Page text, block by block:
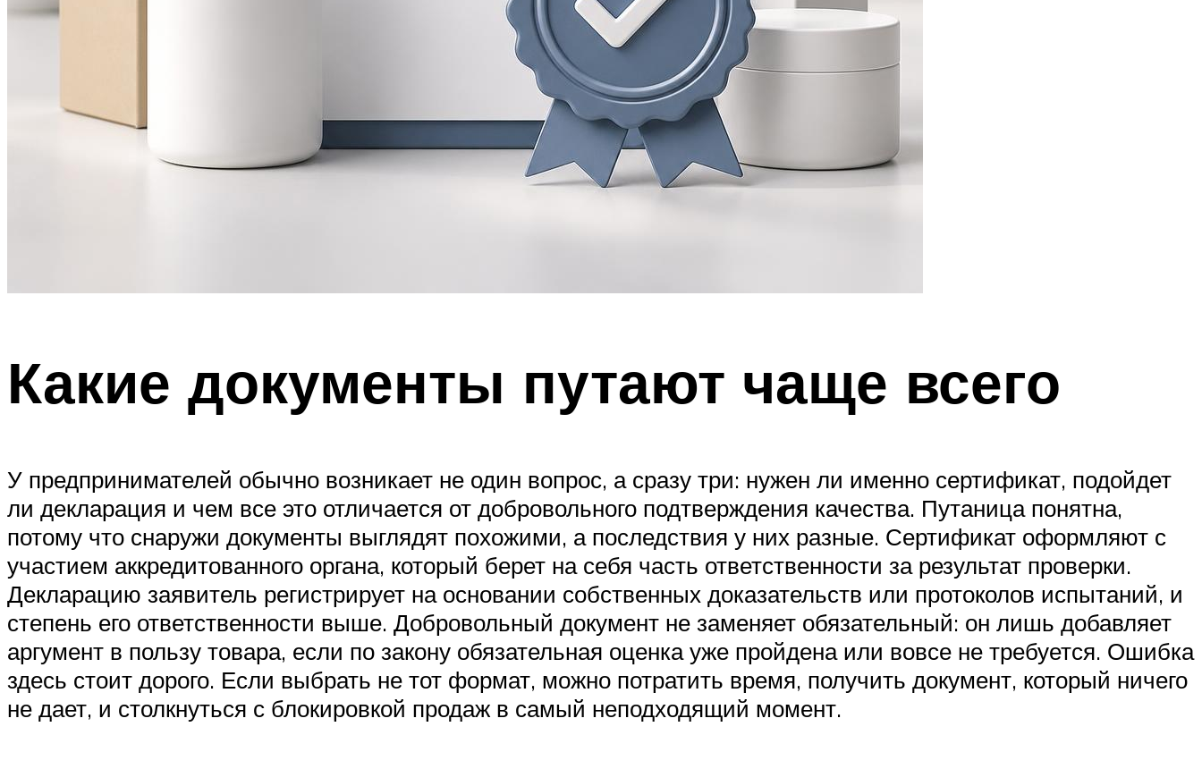
Какие документы путают чаще всего
У предпринимателей обычно возникает не один вопрос, а сразу три: нужен ли именно сертификат, подойдет
ли декларация и чем все это отличается от добровольного подтверждения качества. Путаница понятна,
потому что снаружи документы выглядят похожими, а последствия у них разные. Сертификат оформляют с
участием аккредитованного органа, который берет на себя часть ответственности за результат проверки.
Декларацию заявитель регистрирует на основании собственных доказательств или протоколов испытаний, и
степень его ответственности выше. Добровольный документ не заменяет обязательный: он лишь добавляет
аргумент в пользу товара, если по закону обязательная оценка уже пройдена или вовсе не требуется. Ошибка
здесь стоит дорого. Если выбрать не тот формат, можно потратить время, получить документ, который ничего
не дает, и столкнуться с блокировкой продаж в самый неподходящий момент.